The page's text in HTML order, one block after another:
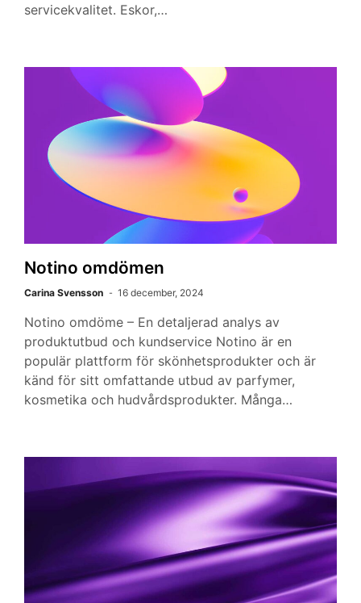
servicekvalitet. Eskor,…
Notino omdömen
Carina Svensson 16 december, 2024
Notino omdöme – En detaljerad analys av
produktutbud och kundservice Notino är en
populär plattform för skönhetsprodukter och är
känd för sitt omfattande utbud av parfymer,
kosmetika och hudvårdsprodukter. Många…